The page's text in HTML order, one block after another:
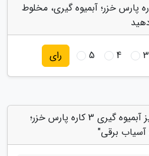
آبمیوه گیری 3 کاره پارس خزر؛ آبمیوه گیری، مخلوط
3
4
5 رای
دیدگاه های مرتبط با "آنالیز آبمیوه گیری 3 کاره پارس خزر؛
برقی"